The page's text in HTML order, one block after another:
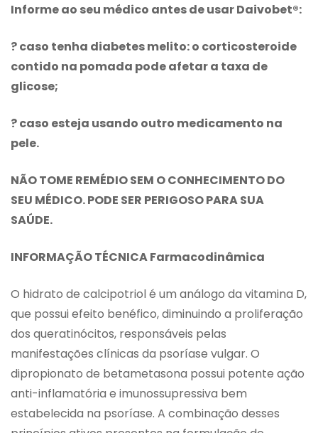
Informe ao seu médico antes de usar Daivobet®:
? caso tenha diabetes melito: o corticosteroide
contido na pomada pode afetar a taxa de
glicose;
? caso esteja usando outro medicamento na
pele.
NÃO TOME REMÉDIO SEM O CONHECIMENTO DO
SEU MÉDICO. PODE SER PERIGOSO PARA SUA
SAÚDE.
INFORMAÇÃO TÉCNICA Farmacodinâmica
O hidrato de calcipotriol é um análogo da vitamina D,
que possui efeito benéfico, diminuindo a proliferação
dos queratinócitos, responsáveis pelas
manifestações clínicas da psoríase vulgar. O
dipropionato de betametasona possui potente ação
anti-inflamatória e imunossupressiva bem
estabelecida na psoríase. A combinação desses